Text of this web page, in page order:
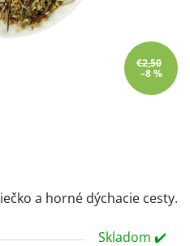
a horné dýchacie cesty.
Skladom ✔️
€2,50
–8 %